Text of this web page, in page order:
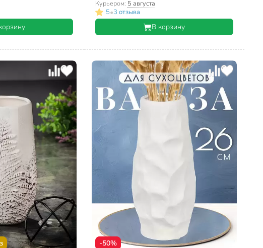
Курьером: 5 августа
5•3 отзыва
В корзину
-50%